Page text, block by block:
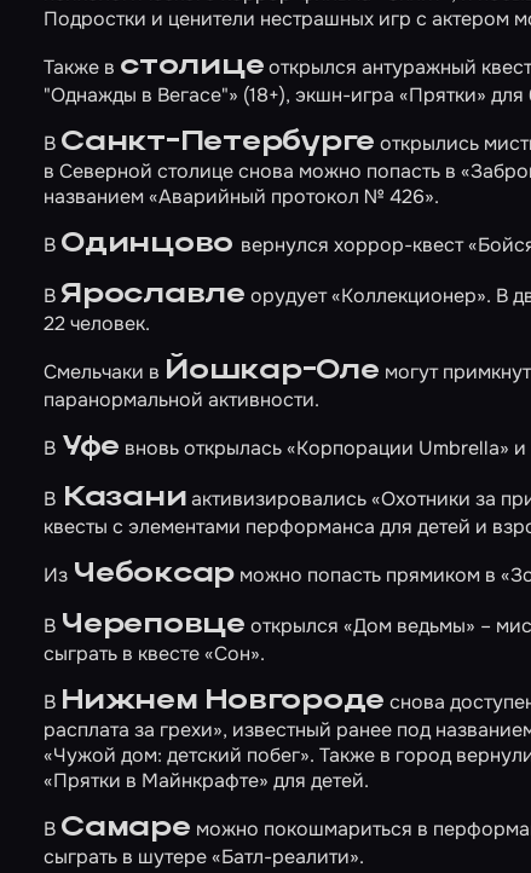
Подростки и ценители нестрашных игр с актером
Также в столицеоткрылся антуражный
"Однажды в Вегасе"» (18+), экшн-игра «Прятки» для
В Санкт-Петербурге открылись
в Северной столице снова можно попасть в
названием «Аварийный протокол № 426».
В Одинцово вернулся хоррор-квест
ВЯрославле орудует«Коллекционер». В
22 человек.
Смельчаки в Йошкар-Оле могут
паранормальной активности.
В Уфе вновь открылась«Корпорации Umbrella»
В Казаниактивизировались«Охотники за
квесты с элементами перформанса для детей и
Из Чебоксар можно попасть прямиком в
В Череповце открылся «Дом ведьмы» –
сыграть в квесте«Сон».
В Нижнем Новгороде снова
расплата за грехи», известный ранее под
«Чужой дом: детский побег». Также в город
«Прятки в Майнкрафте» для детей.
В Самаре можно покошмариться в
сыграть в шутере«Батл-реалити».